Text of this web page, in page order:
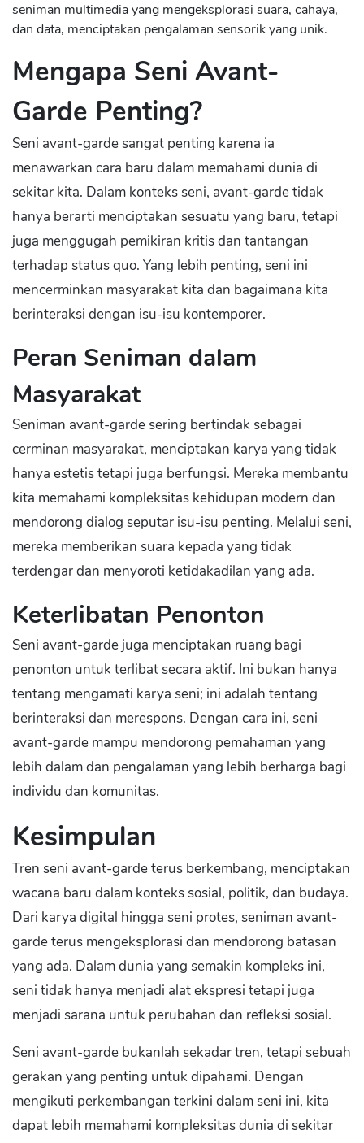
seniman multimedia yang mengeksplorasi suara, cahaya,
dan data, menciptakan pengalaman sensorik yang unik.
Mengapa Seni Avant-
Garde Penting?
Seni avant-garde sangat penting karena ia
menawarkan cara baru dalam memahami dunia di
sekitar kita. Dalam konteks seni, avant-garde tidak
hanya berarti menciptakan sesuatu yang baru, tetapi
juga menggugah pemikiran kritis dan tantangan
terhadap status quo. Yang lebih penting, seni ini
mencerminkan masyarakat kita dan bagaimana kita
berinteraksi dengan isu-isu kontemporer.
Peran Seniman dalam
Masyarakat
Seniman avant-garde sering bertindak sebagai
cerminan masyarakat, menciptakan karya yang tidak
hanya estetis tetapi juga berfungsi. Mereka membantu
kita memahami kompleksitas kehidupan modern dan
mendorong dialog seputar isu-isu penting. Melalui seni,
mereka memberikan suara kepada yang tidak
terdengar dan menyoroti ketidakadilan yang ada.
Keterlibatan Penonton
Seni avant-garde juga menciptakan ruang bagi
penonton untuk terlibat secara aktif. Ini bukan hanya
tentang mengamati karya seni; ini adalah tentang
berinteraksi dan merespons. Dengan cara ini, seni
avant-garde mampu mendorong pemahaman yang
lebih dalam dan pengalaman yang lebih berharga bagi
individu dan komunitas.
Kesimpulan
Tren seni avant-garde terus berkembang, menciptakan
wacana baru dalam konteks sosial, politik, dan budaya.
Dari karya digital hingga seni protes, seniman avant-
garde terus mengeksplorasi dan mendorong batasan
yang ada. Dalam dunia yang semakin kompleks ini,
seni tidak hanya menjadi alat ekspresi tetapi juga
menjadi sarana untuk perubahan dan refleksi sosial.
Seni avant-garde bukanlah sekadar tren, tetapi sebuah
gerakan yang penting untuk dipahami. Dengan
mengikuti perkembangan terkini dalam seni ini, kita
dapat lebih memahami kompleksitas dunia di sekitar